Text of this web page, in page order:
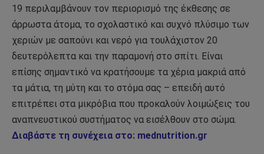
19 περιλαμβάνουν τον περιορισμό της έκθεσης σε
άρρωστα άτομα, το σχολαστικό και συχνό πλύσιμο των
χεριών με σαπούνι και νερό για τουλάχιστον 20
δευτερόλεπτα και την παραμονή στο σπίτι. Είναι
επίσης σημαντικό να κρατήσουμε τα χέρια μακριά από
τα μάτια, τη μύτη και το στόμα σας – επειδή αυτό
επιτρέπει στα μικρόβια που προκαλούν λοιμώξεις του
αναπνευστικού συστήματος να εισέλθουν στο σώμα.
Διαβάστε τη συνέχεια στο: mednutrition.gr